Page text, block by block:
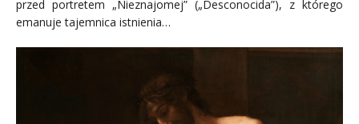
przed portretem „Nieznajomej” („Desconocida”), z którego
emanuje tajemnica istnienia…